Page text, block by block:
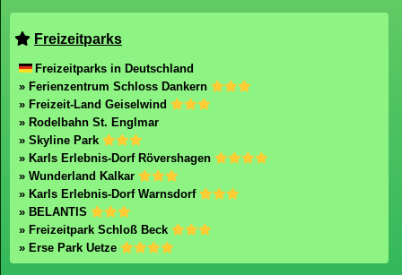
Freizeitparks
Freizeitparks in Deutschland
» Ferienzentrum Schloss Dankern
» Freizeit-Land Geiselwind
» Rodelbahn St. Englmar
» Skyline Park
» Karls Erlebnis-Dorf Rövershagen
» Wunderland Kalkar
» Karls Erlebnis-Dorf Warnsdorf
» BELANTIS
» Freizeitpark Schloß Beck
» Erse Park Uetze